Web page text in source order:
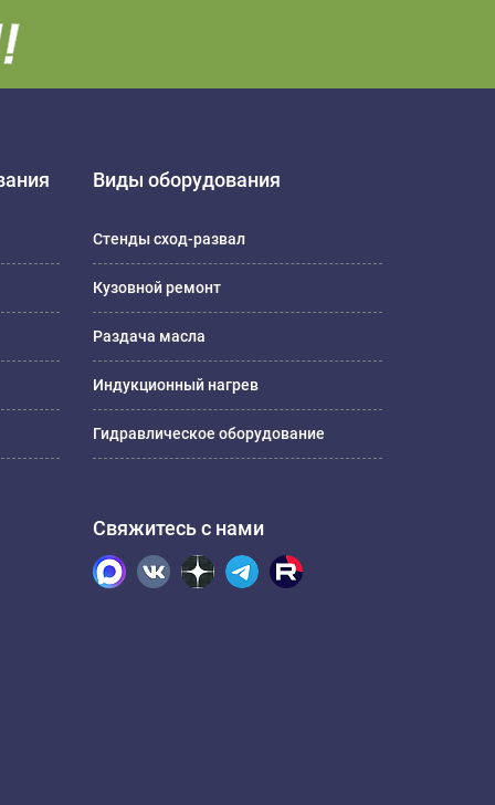
Виды оборудования
Стенды сход-развал
Кузовной ремонт
Раздача масла
Индукционный нагрев
Гидравлическое оборудование
Свяжитесь с нами